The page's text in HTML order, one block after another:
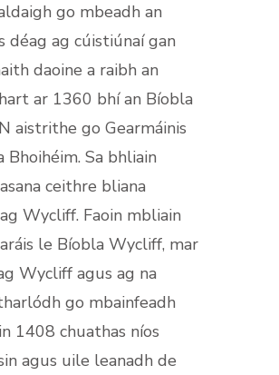
go mbeadh an
déag ag cúistiúnaí gan
daoine a raibh an
ar 1360 bhí an Bíobla
aistrithe go Gearmáinis
Sa bhliain
ceithre bliana
Wycliff. Faoin mbliain
le Bíobla Wycliff, mar
Wycliff agus ag na
go mbainfeadh
1408 chuathas níos
agus uile leanadh de